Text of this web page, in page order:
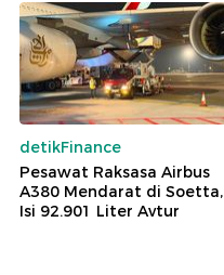
detikFinance
Pesawat Raksasa Airbus
A380 Mendarat di Soetta,
Isi 92.901 Liter Avtur